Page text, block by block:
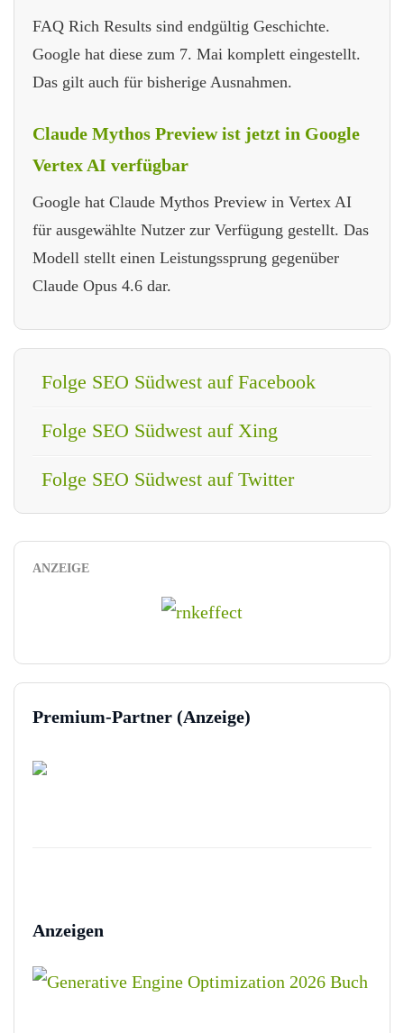
FAQ Rich Results sind endgültig Geschichte.
Google hat diese zum 7. Mai komplett eingestellt.
Das gilt auch für bisherige Ausnahmen.
Claude Mythos Preview ist jetzt in Google
Vertex AI verfügbar
Google hat Claude Mythos Preview in Vertex AI
für ausgewählte Nutzer zur Verfügung gestellt. Das
Modell stellt einen Leistungssprung gegenüber
Claude Opus 4.6 dar.
Folge SEO Südwest auf Facebook
Folge SEO Südwest auf Xing
Folge SEO Südwest auf Twitter
ANZEIGE
Premium-Partner (Anzeige)
Anzeigen